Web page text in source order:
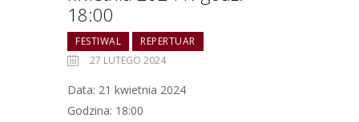
18:00
FESTIWAL
REPERTUAR
27 LUTEGO 2024
Data: 21 kwietnia 2024
Godzina: 18:00